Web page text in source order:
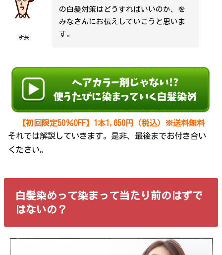
所長
の白髪対策はどうすればいいのか、を
みなさんにお伝えしていこうと思いま
す。
【初回限定50％OFF】1本1,650円（税込）※送料無料
それでは解説していきます。是非、最後までお付き合い
ください。
白髪染めって染まって当たり前のはずで
はないの？